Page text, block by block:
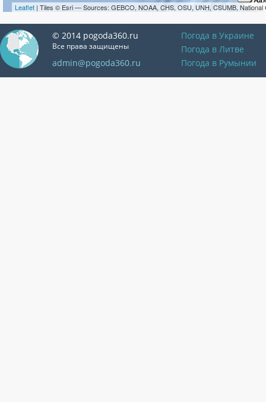
Leaflet | Tiles © Esri — Sources: GEBCO, NOAA, CHS, OSU, UNH, CSUMB, National
© 2014 pogoda360.ru
Все права защищены
admin@pogoda360.ru
Погода в Украине
Погода в Литве
Погода в Румынии